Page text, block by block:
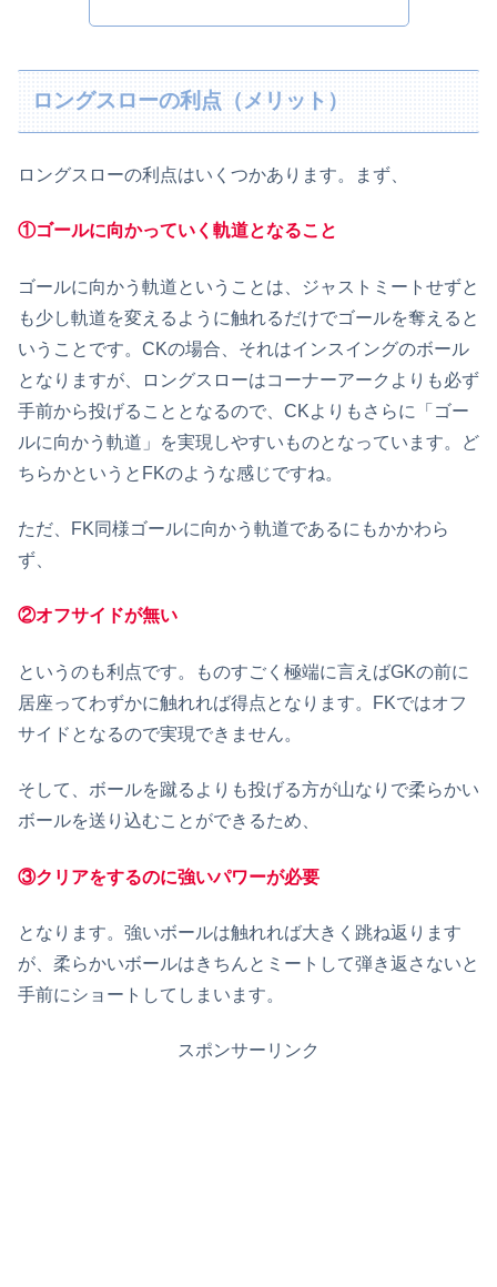
ロングスローの利点（メリット）
ロングスローの利点はいくつかあります。まず、
①ゴールに向かっていく軌道となること
ゴールに向かう軌道ということは、ジャストミートせずと
も少し軌道を変えるように触れるだけでゴールを奪えると
いうことです。CKの場合、それはインスイングのボール
となりますが、ロングスローはコーナーアークよりも必ず
手前から投げることとなるので、CKよりもさらに「ゴー
ルに向かう軌道」を実現しやすいものとなっています。ど
ちらかというとFKのような感じですね。
ただ、FK同様ゴールに向かう軌道であるにもかかわら
ず、
②オフサイドが無い
というのも利点です。ものすごく極端に言えばGKの前に
居座ってわずかに触れれば得点となります。FKではオフ
サイドとなるので実現できません。
そして、ボールを蹴るよりも投げる方が山なりで柔らかい
ボールを送り込むことができるため、
③クリアをするのに強いパワーが必要
となります。強いボールは触れれば大きく跳ね返ります
が、柔らかいボールはきちんとミートして弾き返さないと
手前にショートしてしまいます。
スポンサーリンク